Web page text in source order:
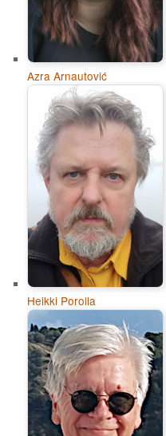
Azra Arnautović
Heikki Poroila